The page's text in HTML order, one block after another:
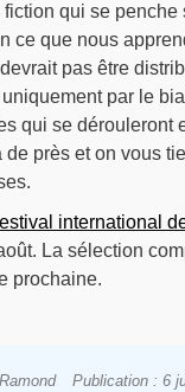
qui se penche
ce que nous
pas être
par le
qui se dérouleront
de près et on vous
international
La sélection
prochaine.
Publication : 6